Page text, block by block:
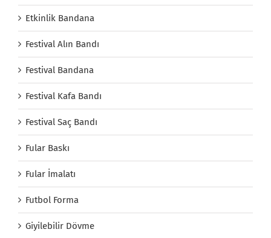
Etkinlik Bandana
Festival Alın Bandı
Festival Bandana
Festival Kafa Bandı
Festival Saç Bandı
Fular Baskı
Fular İmalatı
Futbol Forma
Giyilebilir Dövme